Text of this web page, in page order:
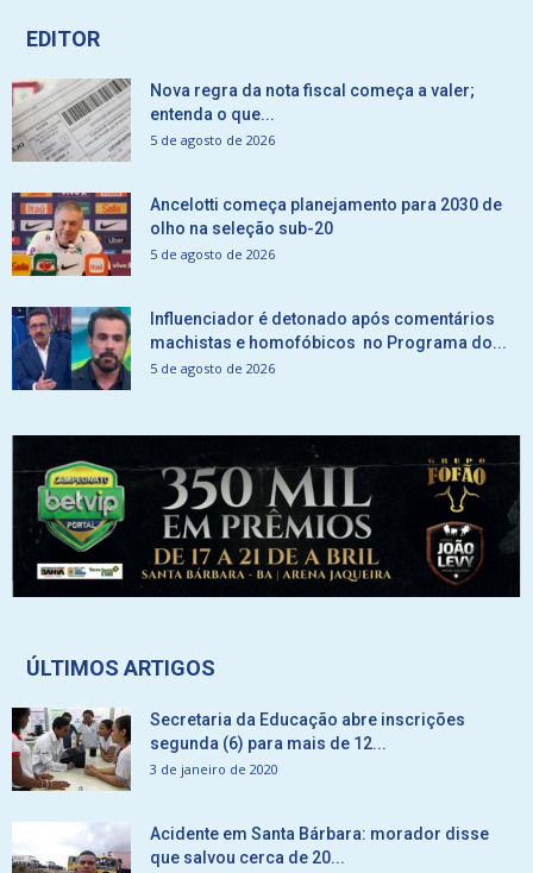
EDITOR
Nova regra da nota fiscal começa a valer;
entenda o que...
5 de agosto de 2026
Ancelotti começa planejamento para 2030 de
olho na seleção sub-20
5 de agosto de 2026
Influenciador é detonado após comentários
machistas e homofóbicos no Programa do...
5 de agosto de 2026
ÚLTIMOS ARTIGOS
Secretaria da Educação abre inscrições
segunda (6) para mais de 12...
3 de janeiro de 2020
Acidente em Santa Bárbara: morador disse
que salvou cerca de 20...